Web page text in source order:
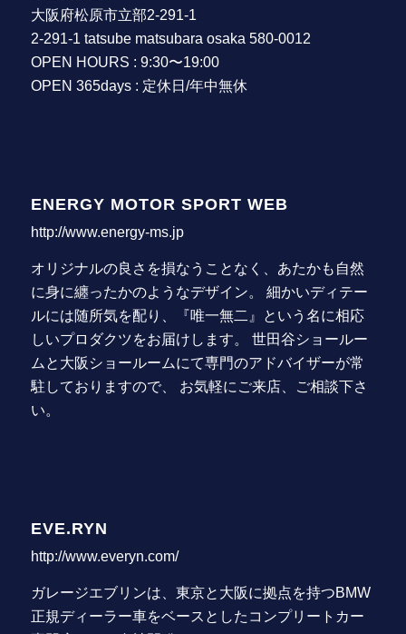
大阪府松原市立部2-291-1
2-291-1 tatsube matsubara osaka 580-0012
OPEN HOURS : 9:30〜19:00
OPEN 365days : 定休日/年中無休
ENERGY MOTOR SPORT WEB
http://www.energy-ms.jp
オリジナルの良さを損なうことなく、あたかも自然
に身に纏ったかのようなデザイン。 細かいディテー
ルには随所気を配り、『唯一無二』という名に相応
しいプロダクツをお届けします。 世田谷ショールー
ムと大阪ショールームにて専門のアドバイザーが常
駐しておりますので、 お気軽にご来店、ご相談下さ
い。
EVE.RYN
http://www.everyn.com/
ガレージエブリンは、東京と大阪に拠点を持つBMW
正規ディーラー車をベースとしたコンプリートカー